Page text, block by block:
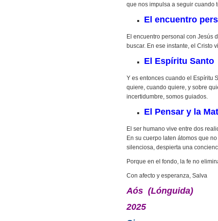
que nos impulsa a seguir cuando
El encuentro
El encuentro personal con Jesús
buscar. En ese instante, el Cristo
El Espíritu Santo
Y es entonces cuando el Espíritu
quiere, cuando quiere, y sobre
incertidumbre, somos guiados.
El Pensar y la
El ser humano vive entre dos
En su cuerpo laten átomos que
silenciosa, despierta una
Porque en el fondo, la fe no
Con afecto y esperanza, Salva
Aós (Lónguida)
2025